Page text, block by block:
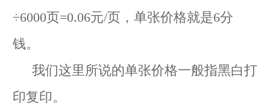
÷6000页=0.06元/页，单张价格就是6分
钱。
我们这里所说的单张价格一般指黑白打
印复印。